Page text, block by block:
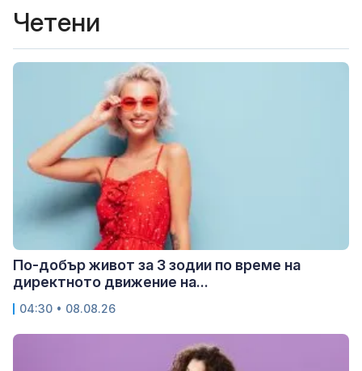
Четени
По-добър живот за 3 зодии по време на
директното движение на...
04:30 • 08.08.26